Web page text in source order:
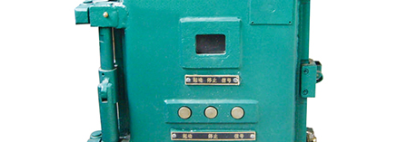
宁夏提梁机
宁夏运梁设备
宁夏门式起重机